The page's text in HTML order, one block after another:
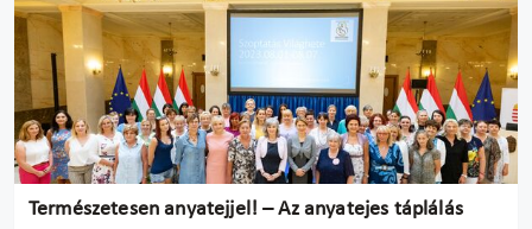
Természetesen anyatejjel! – Az anyatejes táplálás